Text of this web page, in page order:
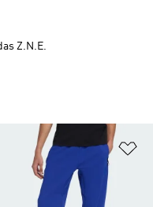
à la Liste de produits
Z.N.E.